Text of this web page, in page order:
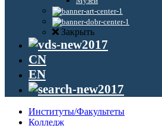
Закрыть
CN
EN
Институты/Факультеты
Колледж